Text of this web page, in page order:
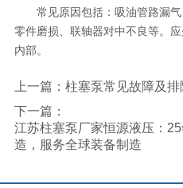
常见原因包括：吸油管路漏
零件磨损、联轴器对中不良等。
内部。
上一篇： 柱塞泵常见故障及
下一篇：
江苏柱塞泵厂家恒源液压：
造，服务全球装备制造